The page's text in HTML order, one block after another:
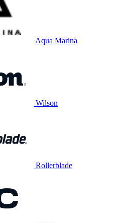
Aqua Marina
Wilson
Rollerblade